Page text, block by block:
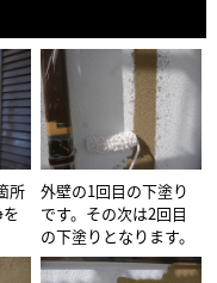
所
外壁の1回目の下塗り
です。その次は2回目
の下塗りとなります。